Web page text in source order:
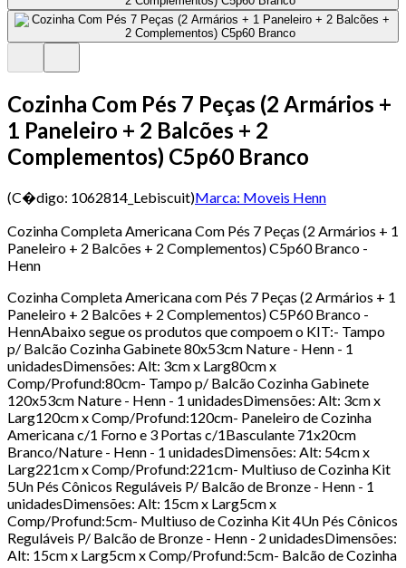
Cozinha Com Pés 7 Peças (2 Armários +
1 Paneleiro + 2 Balcões + 2
Complementos) C5p60 Branco
(C�digo: 1062814_Lebiscuit)Marca: Moveis Henn
Cozinha Completa Americana Com Pés 7 Peças (2 Armários + 1
Paneleiro + 2 Balcões + 2 Complementos) C5p60 Branco -
Henn
Cozinha Completa Americana com Pés 7 Peças (2 Armários + 1
Paneleiro + 2 Balcões + 2 Complementos) C5P60 Branco -
HennAbaixo segue os produtos que compoem o KIT:- Tampo
p/ Balcão Cozinha Gabinete 80x53cm Nature - Henn - 1
unidadesDimensões: Alt: 3cm x Larg80cm x
Comp/Profund:80cm- Tampo p/ Balcão Cozinha Gabinete
120x53cm Nature - Henn - 1 unidadesDimensões: Alt: 3cm x
Larg120cm x Comp/Profund:120cm- Paneleiro de Cozinha
Americana c/1 Forno e 3 Portas c/1Basculante 71x20cm
Branco/Nature - Henn - 1 unidadesDimensões: Alt: 54cm x
Larg221cm x Comp/Profund:221cm- Multiuso de Cozinha Kit
5Un Pés Cônicos Reguláveis P/ Balcão de Bronze - Henn - 1
unidadesDimensões: Alt: 15cm x Larg5cm x
Comp/Profund:5cm- Multiuso de Cozinha Kit 4Un Pés Cônicos
Reguláveis P/ Balcão de Bronze - Henn - 2 unidadesDimensões:
Alt: 15cm x Larg5cm x Comp/Profund:5cm- Balcão de Cozinha